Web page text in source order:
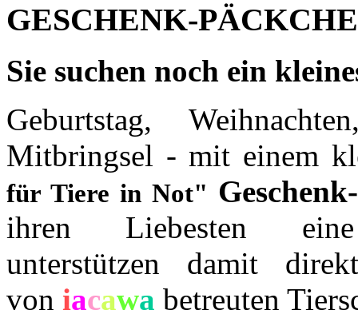
GESCHENK-
Sie suchen noch ein
Geburtstag,
Mitbringsel - mit einem
für Tiere in Not"
ihren Liebesten
unterstützen damit
von iacawa betreuten